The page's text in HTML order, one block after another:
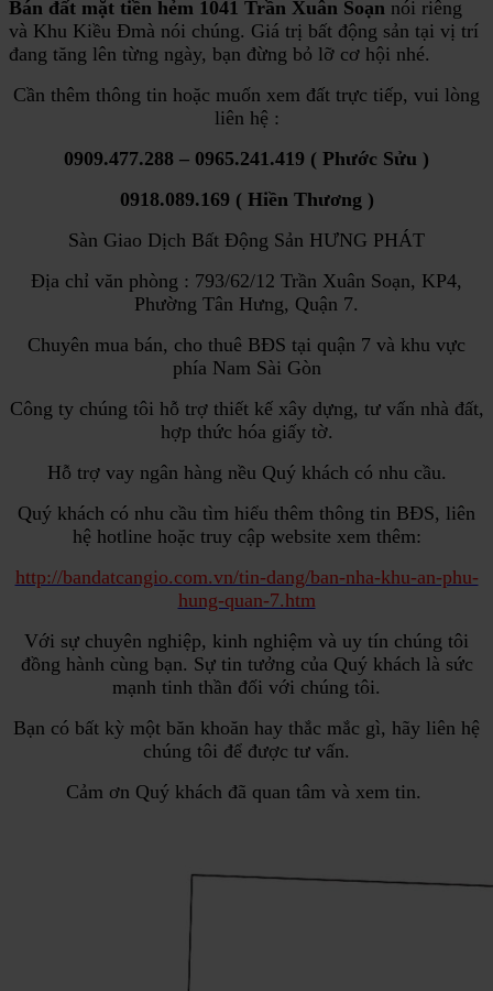
Bán đất mặt tiền hẻm 1041 Trần Xuân Soạn nói riêng
và Khu Kiều Đmà nói chúng. Giá trị bất động sản tại vị trí
đang tăng lên từng ngày, bạn đừng bỏ lỡ cơ hội nhé.
Cần thêm thông tin hoặc muốn xem đất trực tiếp, vui lòng
liên hệ :
0909.477.288 – 0965.241.419 ( Phước Sửu )
0918.089.169 ( Hiền Thương )
Sàn Giao Dịch Bất Động Sản HƯNG PHÁT
Địa chỉ văn phòng : 793/62/12 Trần Xuân Soạn, KP4,
Phường Tân Hưng, Quận 7.
Chuyên mua bán, cho thuê BĐS tại quận 7 và khu vực
phía Nam Sài Gòn
Công ty chúng tôi hỗ trợ thiết kế xây dựng, tư vấn nhà đất,
hợp thức hóa giấy tờ.
Hỗ trợ vay ngân hàng nều Quý khách có nhu cầu.
Quý khách có nhu cầu tìm hiểu thêm thông tin BĐS, liên
hệ hotline hoặc truy cập website xem thêm:
http://bandatcangio.com.vn/tin-dang/ban-nha-khu-an-phu-
hung-quan-7.htm
Với sự chuyên nghiệp, kinh nghiệm và uy tín chúng tôi
đồng hành cùng bạn. Sự tin tưởng của Quý khách là sức
mạnh tinh thần đối với chúng tôi.
Bạn có bất kỳ một băn khoăn hay thắc mắc gì, hãy liên hệ
chúng tôi để được tư vấn.
Cảm ơn Quý khách đã quan tâm và xem tin.